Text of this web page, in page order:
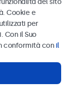
del sito
Cookie e
per
Con il Suo
conformità con il